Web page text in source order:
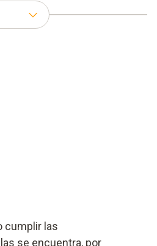
cumplir las
se encuentra, por